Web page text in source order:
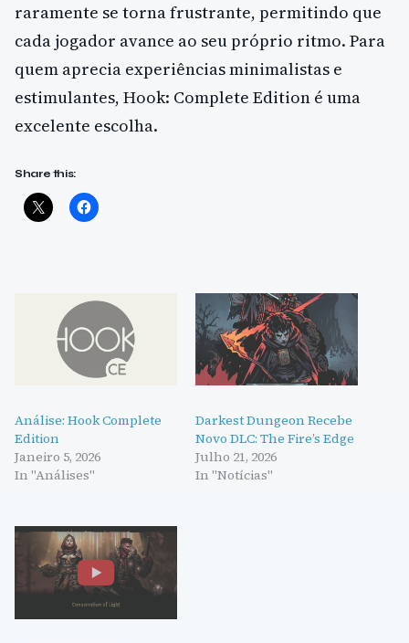
raramente se torna frustrante, permitindo que
cada jogador avance ao seu próprio ritmo. Para
quem aprecia experiências minimalistas e
estimulantes, Hook: Complete Edition é uma
excelente escolha.
Share this:
Análise: Hook Complete
Edition
Janeiro 5, 2026
In "Análises"
Darkest Dungeon Recebe
Novo DLC: The Fire’s Edge
Julho 21, 2026
In "Notícias"